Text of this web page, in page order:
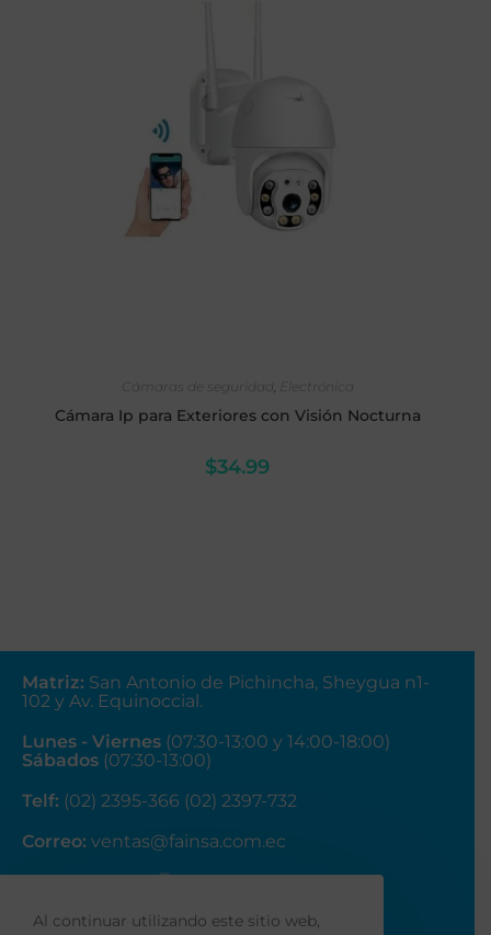
Cámaras de seguridad
Electrónica
Cámara Ip para Exteriores con Visión Nocturna
$34.99
Matriz: San Antonio de Pichincha, Sheygua n1-
102 y Av. Equinoccial.
Lunes - Viernes (07:30-13:00 y 14:00-18:00)
Sábados (07:30-13:00)
Telf: (02) 2395-366 (02) 2397-732
Correo: ventas@fainsa.com.ec
Al continuar utilizando este sitio web,